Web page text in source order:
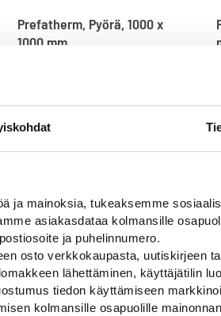
ja mainoksia, tukeaksemme
asiakasdataa kolmansille
ja puhelinnumero.
osto verkkokaupasta, uutiskirjeen
lähettäminen, käyttäjätilin
tiedon käyttämiseen
kolmansille osapuolille
Prefatherm, Pyörä, 1000 x
1000 mm